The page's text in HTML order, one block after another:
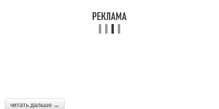
читать дальше →